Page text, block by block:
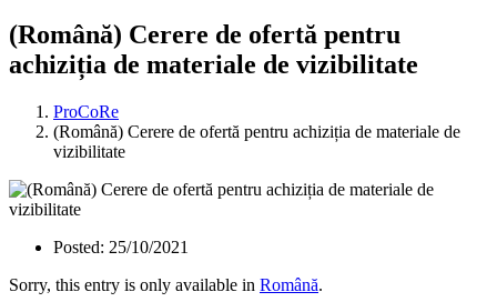
(Română) Cerere de ofertă pentru
achiziția de materiale de vizibilitate
ProCoRe
(Română) Cerere de ofertă pentru achiziția de materiale de
vizibilitate
Posted: 25/10/2021
Sorry, this entry is only available in Română.